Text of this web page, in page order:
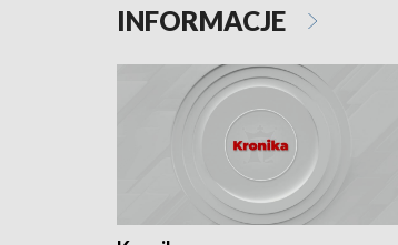
INFORMACJE